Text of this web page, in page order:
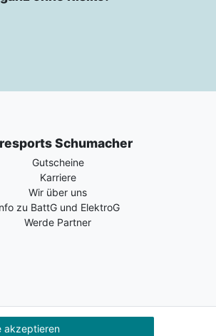
Schumacher
Gutscheine
Karriere
Wir über uns
zu BattG und ElektroG
Werde Partner
akzeptieren